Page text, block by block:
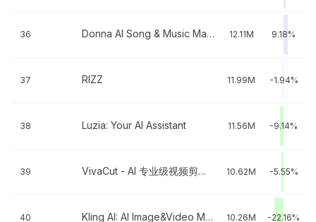
36 Donna AI Song & Music Maker 12.11M 9.18%
37 RIZZ‎ 11.99M -1.94%
38 Luzia: Your AI Assistant 11.56M -9.14%
39 VivaCut - AI 专业级视频剪辑编辑软件 10.62M -5.55%
40 Kling AI: AI Image&Video Maker 10.26M -22.16%